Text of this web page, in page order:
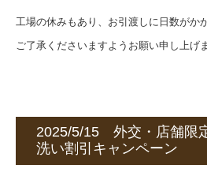
工場の休みもあり、お引渡しに日数がか
ご了承くださいますようお願い申し上げ
2025/5/15 外交・店舗限
洗い割引キャンペーン